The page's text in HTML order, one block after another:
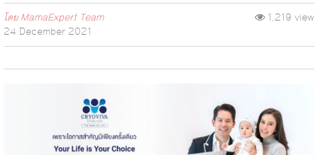
โดยMamaExpert Team
24 December 2021
1,219 view